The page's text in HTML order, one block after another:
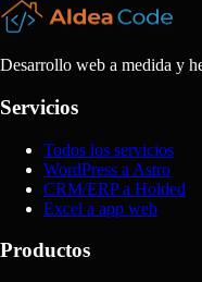
Desarrollo web a medida y
Servicios
Todos los servicios
WordPress a Astro
CRM/ERP a Holded
Excel a app web
Productos